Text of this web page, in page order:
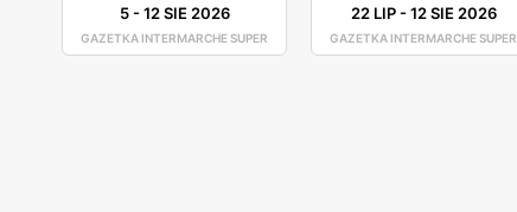
5-12 SIE 2026
GAZETKA INTERMARCHE SUPER
22 LIP-12 SIE 2026
GAZETKA INTERMARCHE SUPER